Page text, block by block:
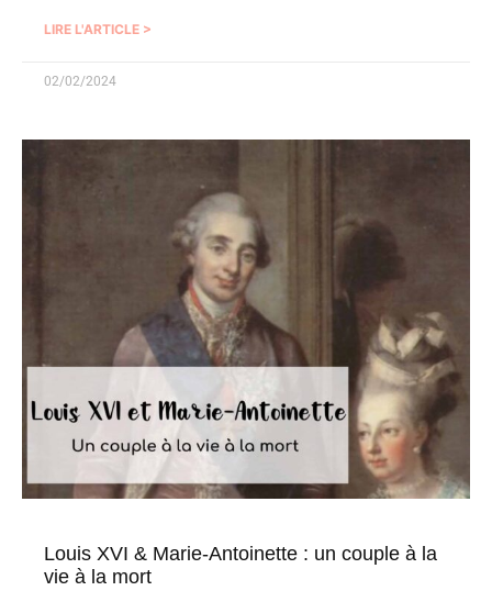
LIRE L'ARTICLE >
02/02/2024
Louis XVI & Marie-Antoinette : un couple à la
vie à la mort